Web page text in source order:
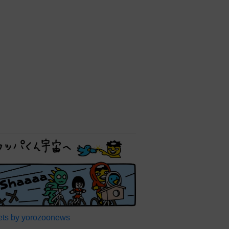
by yorozoonews